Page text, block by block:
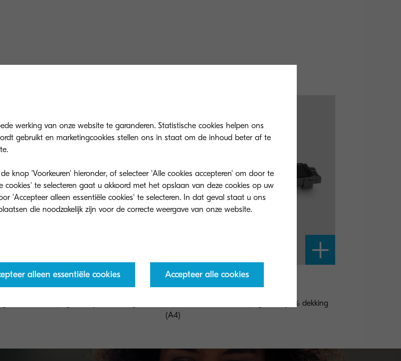
TK-8315K
Toner zwart voor 12.000 pagina's bij 5% dekking
(A4)
werking van onze website te garanderen. Statistische cookies helpen ons
gebruikt en marketingcookies stellen ons in staat om de inhoud beter af te
knop 'Voorkeuren' hieronder, of selecteer 'Alle cookies accepteren' om door te
cookies' te selecteren gaat u akkoord met het opslaan van deze cookies op uw
'Accepteer alleen essentiële cookies' te selecteren. In dat geval staat u ons
toe alleen die cookies op uw apparaat te plaatsen die noodzakelijk zijn voor de correcte weergave van onze website.
alleen essentiële cookies Accepteer alle cookies